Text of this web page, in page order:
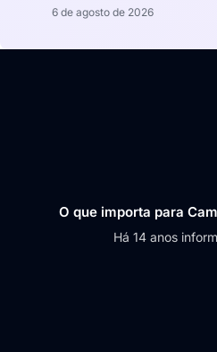
6 de agosto de 2026
O que importa para
Há 14 anos